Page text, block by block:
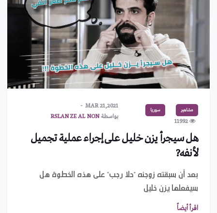
مشاهير سوريا
11992
MAR 21,2021
بواسطةRSLAN ZE AL NON
هل سيجرأ يزن خليل على إجراء عملية تجميل
لأنفه?
بعد أن سبقته زوجنه "حلا رجب" على هذه الخطوة هل
سيفعلها يزن خليل
اقرأ أيضاً